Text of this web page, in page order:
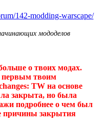
142-modding-warscape/
мододелов
о твоих модах.
первым твоим
TW на основе
закрыта, но была
подробнее о чем был
причины закрытия